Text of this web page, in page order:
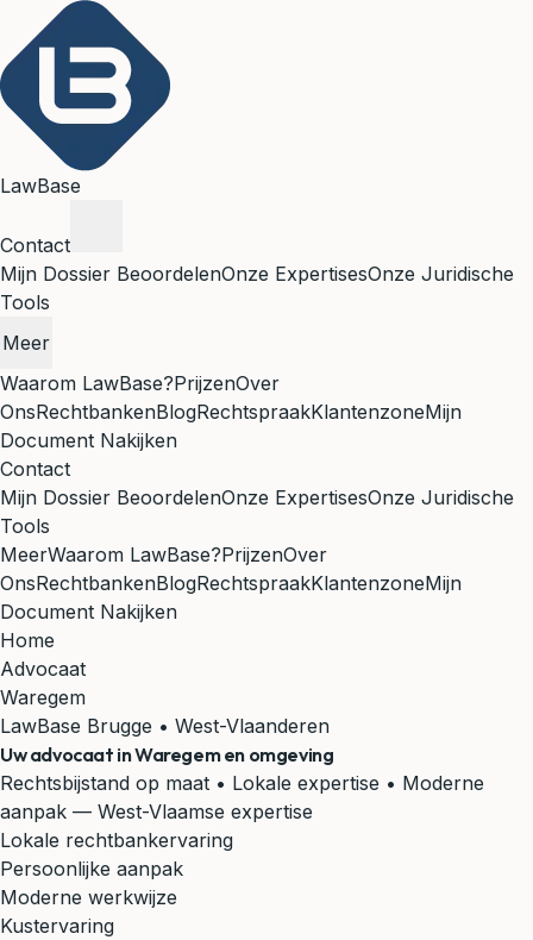
LawBase
Contact
Mijn Dossier BeoordelenOnze ExpertisesOnze Juridische
Tools
Meer
Waarom LawBase?PrijzenOver
OnsRechtbankenBlogRechtspraakKlantenzoneMijn
Document Nakijken
Contact
Mijn Dossier BeoordelenOnze ExpertisesOnze Juridische
Tools
MeerWaarom LawBase?PrijzenOver
OnsRechtbankenBlogRechtspraakKlantenzoneMijn
Document Nakijken
Home
Advocaat
Waregem
LawBase Brugge • West-Vlaanderen
Uw advocaat inWaregemen omgeving
Rechtsbijstand op maat • Lokale expertise • Moderne
aanpak — West-Vlaamse expertise
Lokale rechtbankervaring
Persoonlijke aanpak
Moderne werkwijze
Kustervaring